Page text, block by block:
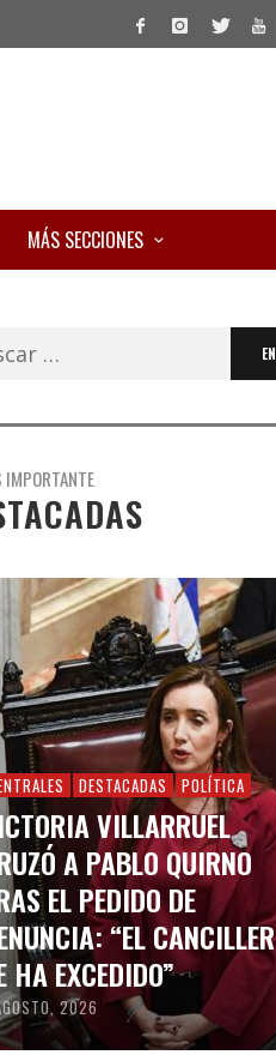
MÁS SECCIONES
IMPORTANTE
DESTACADAS POLÍTICA
VILLARRUEL
A PABLO QUIRNO
EL PEDIDO DE
“EL CANCILLER
HA EXCEDIDO”
2026